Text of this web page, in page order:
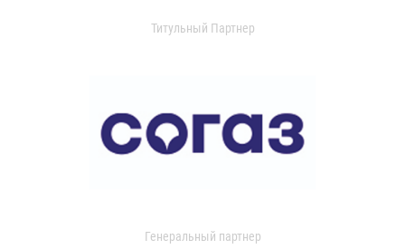
Титульный Партнер
Генеральный партнер